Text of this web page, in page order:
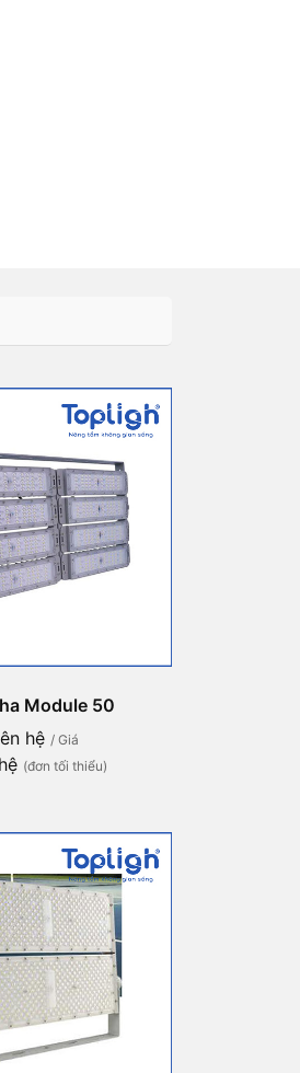
Module 50
hệ / Giá
(đơn tối thiểu)